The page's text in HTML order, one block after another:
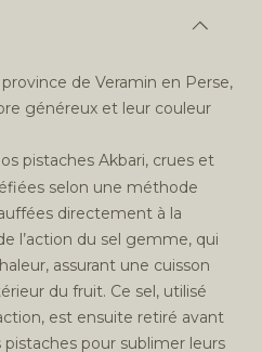
de Veramin en Perse,
généreux et leur couleur
pistaches Akbari, crues et
selon une méthode
directement à la
l’action du sel gemme, qui
assurant une cuisson
du fruit. Ce sel, utilisé
est ensuite retiré avant
pistaches pour sublimer leurs